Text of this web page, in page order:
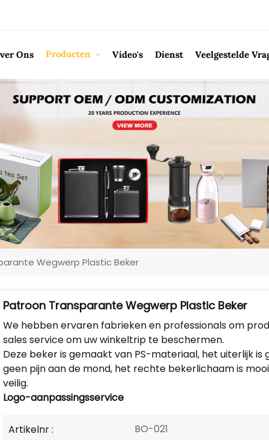
Ons Producten Video's Dienst Veelgestelde
Wegwerp Plastic Beker
Patroon Transparante Wegwerp Plastic Beker
We hebben ervaren fabrieken en professionals om
sales service om uw winkeltrip te beschermen.
Deze beker is gemaakt van PS-materiaal, het uiterlijk
geen pijn aan de mond, het rechte bekerlichaam is
veilig.
Logo-aanpassingsservice
Artikelnr : BO-021